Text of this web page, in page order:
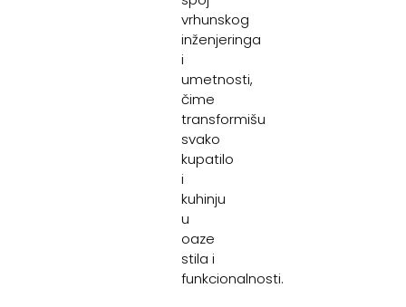
vrhunskog
inženjeringa
i
umetnosti,
čime
transformišu
svako
kupatilo
i
kuhinju
u
oaze
stila i
funkcionalnosti.